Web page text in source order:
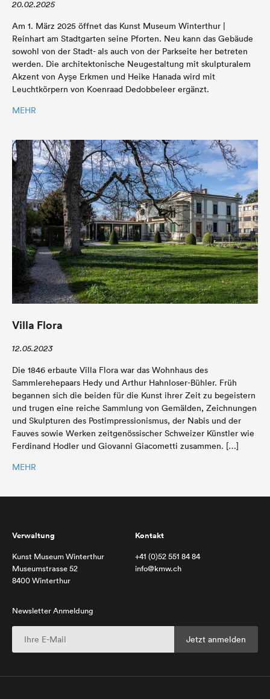
20.02.2025
Am 1. März 2025 öffnet das Kunst Museum Winterthur |
Reinhart am Stadtgarten seine Pforten. Neu kann das Gebäude
sowohl von der Stadt- als auch von der Parkseite her betreten
werden. Die architektonische Neugestaltung mit skulpturalem
Akzent von Ayşe Erkmen und Heike Hanada wird mit
Leuchtkörpern von Koenraad Dedobbeleer ergänzt.
MEHR
Villa Flora
12.05.2023
Die 1846 erbaute Villa Flora war das Wohnhaus des
Sammlerehepaars Hedy und Arthur Hahnloser-Bühler. Früh
begannen sich die beiden für die Kunst ihrer Zeit zu begeistern
und trugen eine reiche Sammlung von Gemälden, Zeichnungen
und Skulpturen des Postimpressionismus, der Nabis und der
Fauves sowie Werken zeitgenössischer Schweizer Künstler wie
Ferdinand Hodler und Giovanni Giacometti zusammen. […]
MEHR
Verwaltung
Kunst Museum Winterthur
Museumstrasse 52
8400 Winterthur
Kontakt
+41 (0)52 551 84 84
info@kmw.ch
Newsletter Anmeldung